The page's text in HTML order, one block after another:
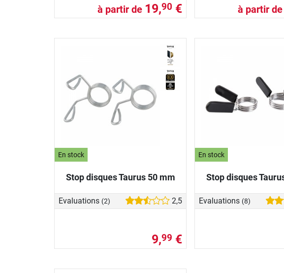
à partir de 19,90 € à partir de
En stock
Stop disques Taurus 50 mm
Evaluations (2) 2,5
9,99 €
En stock
Stop disques
Evaluations (8)